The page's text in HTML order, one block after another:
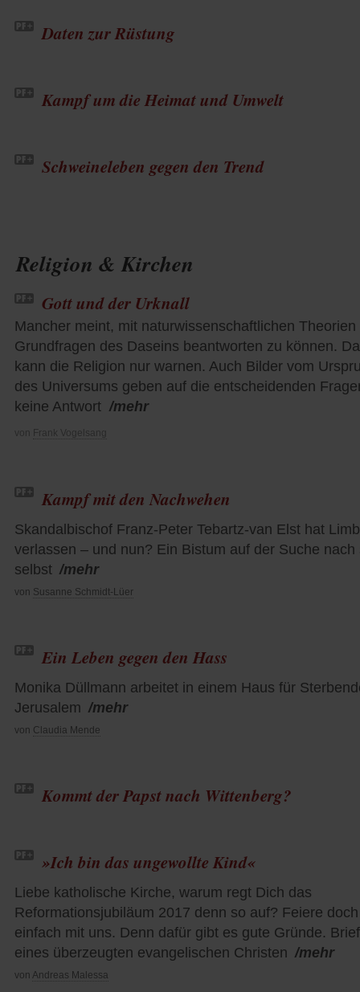
Daten zur Rüstung
Kampf um die Heimat und Umwelt
Schweineleben gegen den Trend
Religion & Kirchen
Gott und der Urknall
Mancher meint, mit naturwissenschaftlichen Theorien
Grundfragen des Daseins beantworten zu können.
kann die Religion nur warnen. Auch Bilder vom
des Universums geben auf die entscheidenden
keine Antwort /mehr
von Frank Vogelsang
Kampf mit den Nachwehen
Skandalbischof Franz-Peter Tebartz-van Elst hat
verlassen – und nun? Ein Bistum auf der Suche nach
selbst /mehr
von Susanne Schmidt-Lüer
Ein Leben gegen den Hass
Monika Düllmann arbeitet in einem Haus für
Jerusalem /mehr
von Claudia Mende
Kommt der Papst nach Wittenberg?
»Ich bin das ungewollte Kind«
Liebe katholische Kirche, warum regt Dich das
Reformationsjubiläum 2017 denn so auf? Feiere doch
einfach mit uns. Denn dafür gibt es gute Gründe. Brief
eines überzeugten evangelischen Christen /mehr
von Andreas Malessa